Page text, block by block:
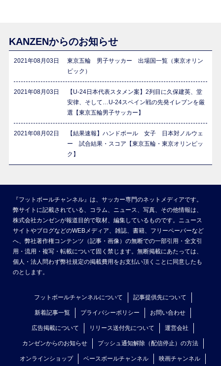
KANZENからのお知らせ
2021年08月03日
東京五輪 男子サッカー 出場国一覧（東京オリン
ピック）
2021年08月03日
【U-24日本代表スタメン案】2列目に久保建英、堂
安律、そして…U-24スペイン戦の先発イレブンを厳
選【東京五輪男子サッカー】
2021年08月02日
【結果速報】ハンドボール 女子 日本対ノルウェ
ー 試合結果・スコア【東京五輪・東京オリンピッ
ク】
『フットボールチャンネル』は、サッカー専門のネットメディアです。
弊サイトに記載されている、コラム、ニュース、写真、その他情報は、
株式会社カンゼンが報道目的で取材、編集しているものです。ニュース
サイトやブログなどのWEBメディア、雑誌、書籍、フリーペーパーなど
へ、弊社著作権コンテンツ（記事・画像）の無断での一部引用・全文引
用・流用・複写・転載について固く禁じます。無断掲載にあたっては、
個人・法人問わず弊社規定の掲載費用をお支払い頂くことに同意したも
のとします。
フットボールチャンネルについて 記事提供先について
新着記事一覧 プライバシーポリシー お問い合わせ
広告掲載について リリース送付先について 運営会社
カンゼンからのお知らせ プッシュ通知解除（配信停止）の方法
オンラインショップ ベースボールチャンネル 映画チャンネル